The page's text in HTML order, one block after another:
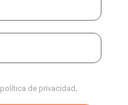
política de privacidad .